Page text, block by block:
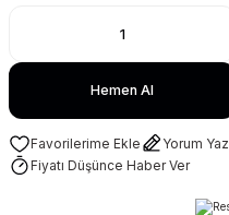
Hemen Al
Yorum Yaz
Fiyatı Düşünce Haber Ver